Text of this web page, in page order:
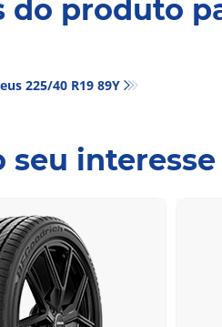
do produto
225/40 R19 89Y
seu interesse